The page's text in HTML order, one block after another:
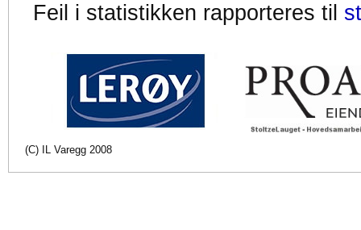
Feil i statistikken rapporteres til
(C) IL Varegg 2008